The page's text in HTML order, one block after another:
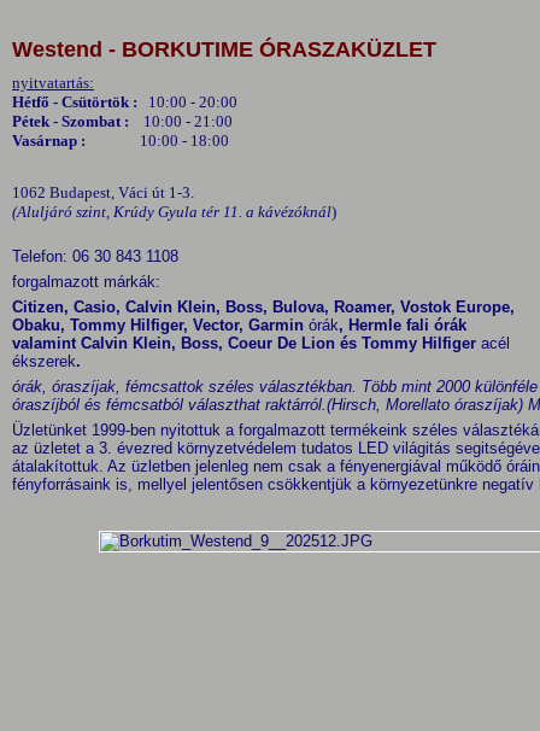
Westend - BORKUTIME ÓRASZAKÜZLET
nyitvatartás:
Hétfő - Csütörtök : 10:00 - 20:00
Pétek - Szombat : 10:00 - 21:00
Vasárnap :
10:00 - 18:00
1062 Budapest, Váci út 1-3.
(Aluljáró szint, Krúdy Gyula tér 11. a kávézóknál)
Telefon: 06 30 843 1108
forgalmazott márkák:
Citizen, Casio, Calvin Klein, Boss, Bulova, Roamer, Vostok Europe,
Obaku, Tommy Hilfiger, Vector, Garmin órák, Hermle fali órák
valamint Calvin Klein, Boss, Coeur De Lion és Tommy Hilfiger acél
ékszerek.
órák, óraszíjak, fémcsattok széles választékban. Több mint 2000
óraszíjból és fémcsatból választhat raktárról.(Hirsch, Morellato óraszíjak)
Üzletünket 1999-ben nyitottuk a forgalmazott termékeink széles
az üzletet a 3. évezred környzetvédelem tudatos LED világitás
átalakítottuk. Az üzletben jelenleg nem csak a fényenergiával működő
fényforrásaink is, mellyel jelentősen csökkentjük a környezetünkre